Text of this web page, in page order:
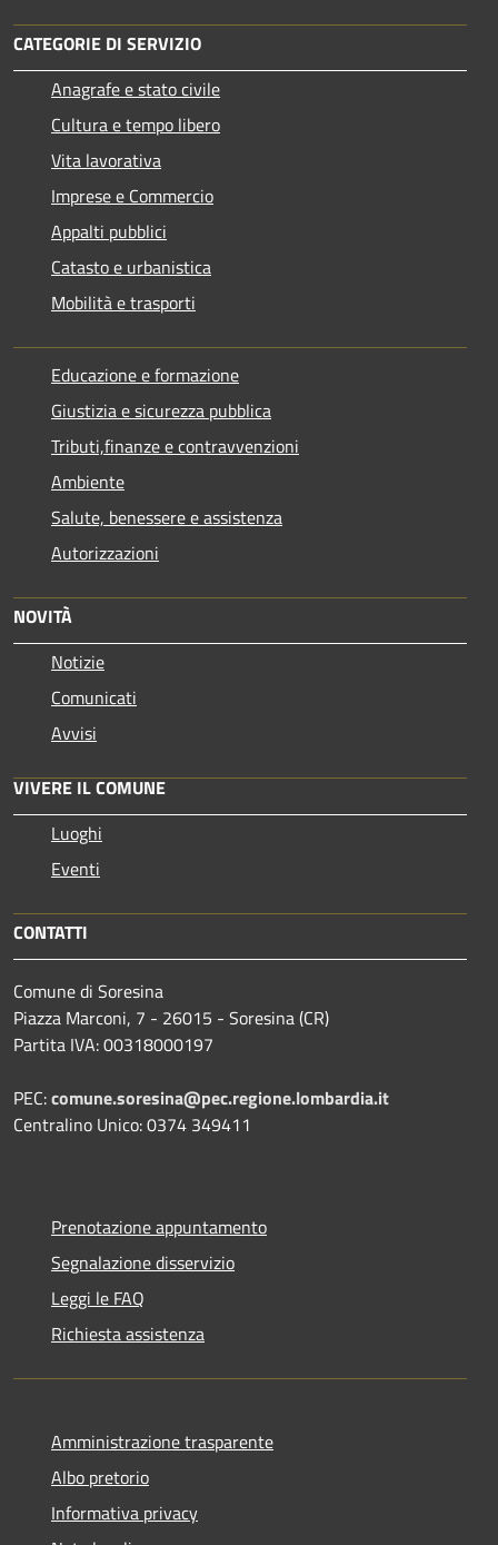
CATEGORIE DI SERVIZIO
Anagrafe e stato civile
Cultura e tempo libero
Vita lavorativa
Imprese e Commercio
Appalti pubblici
Catasto e urbanistica
Mobilità e trasporti
Educazione e formazione
Giustizia e sicurezza pubblica
Tributi,finanze e contravvenzioni
Ambiente
Salute, benessere e assistenza
Autorizzazioni
NOVITÀ
Notizie
Comunicati
Avvisi
VIVERE IL COMUNE
Luoghi
Eventi
CONTATTI
Comune di Soresina
Piazza Marconi, 7 - 26015 - Soresina (CR)
Partita IVA: 00318000197
PEC:comune.soresina@pec.regione.lombardia.it
Centralino Unico: 0374 349411
Prenotazione appuntamento
Segnalazione disservizio
Leggi le FAQ
Richiesta assistenza
Amministrazione trasparente
Albo pretorio
Informativa privacy